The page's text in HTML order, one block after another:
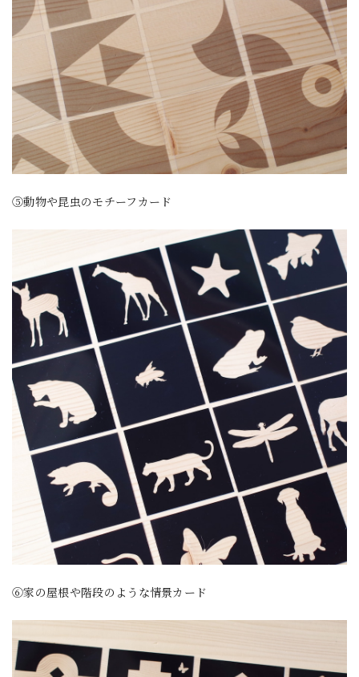
⑤動物や昆虫のモチーフカード
⑥家の屋根や階段のような情景カード